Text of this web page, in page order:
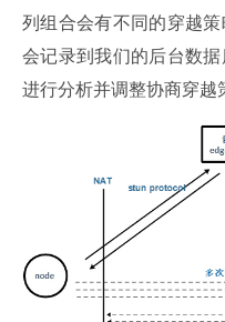
列组合会有不同的穿越
会记录到我们的后台数
进行分析并调整协商穿越